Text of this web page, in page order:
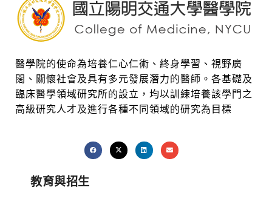
醫學院的使命為培養仁心仁術、終身學習、視野廣
闊、關懷社會及具有多元發展潛力的醫師。各基礎及
臨床醫學領域研究所的設立，均以訓練培養該學門之
高級研究人才及進行各種不同領域的研究為目標
教育與招生